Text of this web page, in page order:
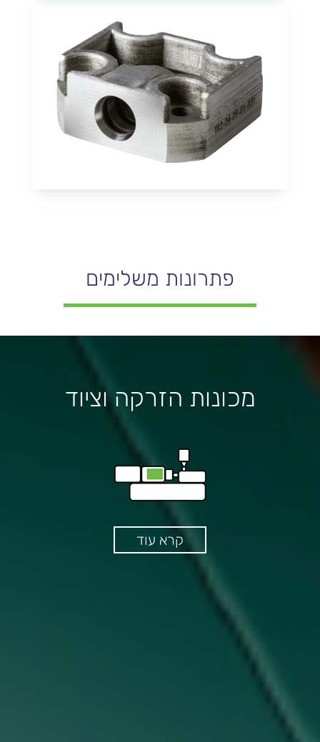
פתרונות משלימים
מכונות הזרקה וציוד
קרא עוד